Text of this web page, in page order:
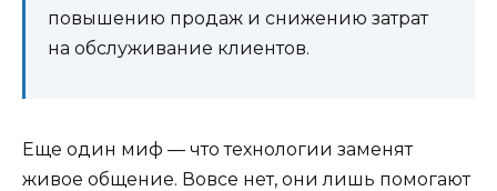
повышению продаж и снижению затрат
на обслуживание клиентов.
Еще один миф — что технологии заменят
живое общение. Вовсе нет, они лишь помогают